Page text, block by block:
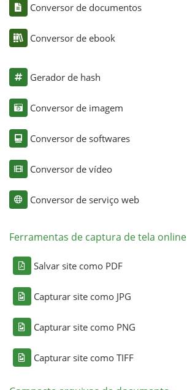
Conversor de documentos
Conversor de ebook
Gerador de hash
Conversor de imagem
Conversor de softwares
Conversor de vídeo
Conversor de serviço web
Ferramentas de captura de tela online
Salvar site como PDF
Capturar site como JPG
Capturar site como PNG
Capturar site como TIFF